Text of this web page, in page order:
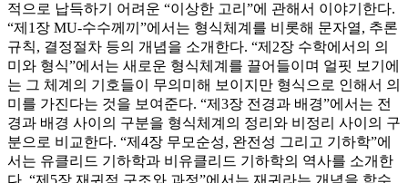
적으로 납득하기 어려운 “이상한 고리”에 관해서 이야기한다.
“제1장 MU-수수께끼”에서는 형식체계를 비롯해 문자열, 추론
규칙, 결정절차 등의 개념을 소개한다. “제2장 수학에서의 의
미와 형식”에서는 새로운 형식체계를 끌어들이며 얼핏 보기에
는 그 체계의 기호들이 무의미해 보이지만 형식으로 인해서 의
미를 가진다는 것을 보여준다. “제3장 전경과 배경”에서는 전
경과 배경 사이의 구분을 형식체계의 정리와 비정리 사이의 구
분으로 비교한다. “제4장 무모순성, 완전성 그리고 기하학”에
서는 유클리드 기하학과 비유클리드 기하학의 역사를 소개한
다. “제5장 재귀적 구조와 과정”에서는 재귀라는 개념을 함수,